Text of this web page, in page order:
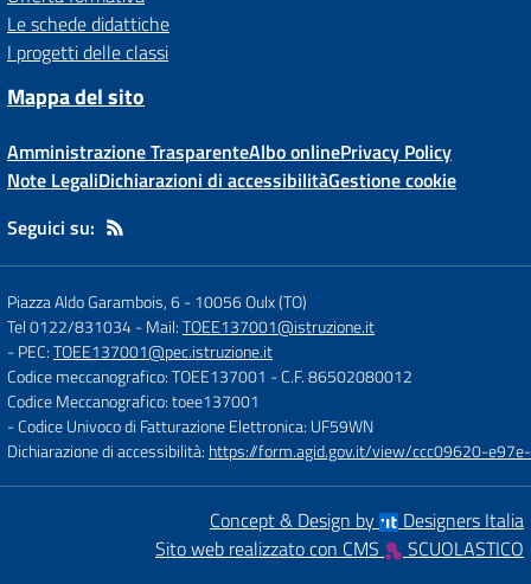
Le schede didattiche
I progetti delle classi
Mappa del sito
Amministrazione TrasparenteAlbo onlinePrivacy Policy
Note LegaliDichiarazioni di accessibilitàGestione cookie
Seguici su:
Piazza Aldo Garambois, 6-10056 Oulx (TO)
Tel 0122/831034- Mail:TOEE137001@istruzione.it
- PEC:TOEE137001@pec.istruzione.it
Codice meccanografico: TOEE137001 - C.F. 86502080012
Codice Meccanografico: toee137001
- Codice Univoco di Fatturazione Elettronica: UF59WN
Dichiarazione di accessibilità: https://form.agid.gov.it/view/ccc09620-
Concept & Design by
Designers Italia
Sito web realizzato con CMS
SCUOLASTICO